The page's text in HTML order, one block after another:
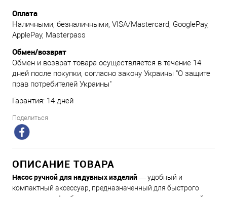
Оплата
Наличными, безналичными, VISA/Mastercard, GooglePay,
ApplePay, Masterpass
Обмен/возврат
Обмен и возврат товара осуществляется в течение 14
дней после покупки, согласно закону Украины "О защите
прав потребителей Украины"
Гарантия: 14 дней
Поделиться
ОПИСАНИЕ ТОВАРА
Насос ручной для надувных изделий— удобный и
компактный аксессуар, предназначенный для быстрого